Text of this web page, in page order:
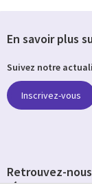
En savoir plus
Suivez notre
Inscrivez-vous
Retrouvez-
réseaux